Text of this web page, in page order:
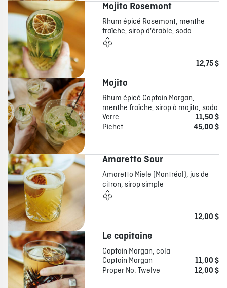
Mojito Rosemont
Rhum épicé Rosemont, menthe
fraîche, sirop d'érable, soda
12,75 $
Mojito
Rhum épicé Captain Morgan,
menthe fraîche, sirop à mojito, soda
Verre
11,50 $
Pichet
45,00 $
Amaretto Sour
Amaretto Miele (Montréal), jus de
citron, sirop simple
12,00 $
Le capitaine
Captain Morgan, cola
Captain Morgan
11,00 $
Proper No. Twelve
12,00 $